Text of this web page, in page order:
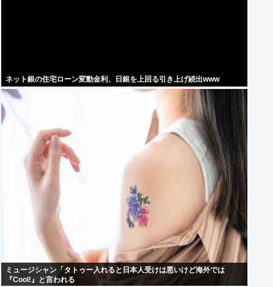
ネット銀の住宅ローン変動金利、日銀を上回る引き上げ続出www
ミュージシャン「タトゥー入れると日本人受けは悪いけど海外では
『Cool!』と言われる